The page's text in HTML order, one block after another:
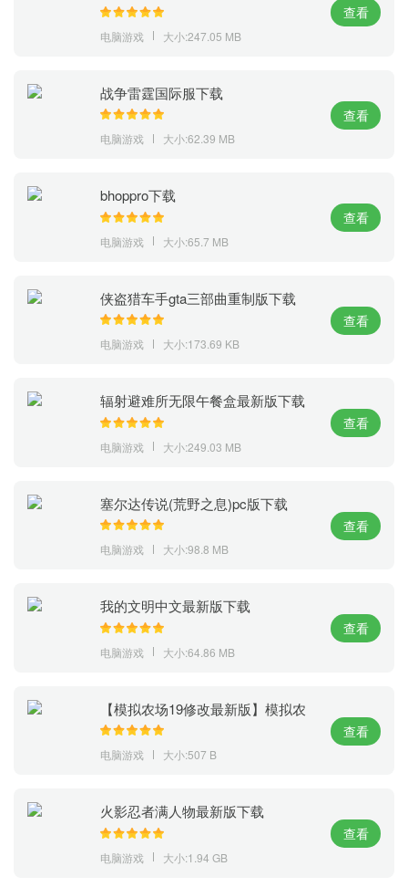
电脑游戏 大小:247.05 MB
查看
战争雷霆国际服下载
电脑游戏 大小:62.39 MB
查看
bhoppro下载
电脑游戏 大小:65.7 MB
查看
侠盗猎车手gta三部曲重制版下载
电脑游戏 大小:173.69 KB
查看
辐射避难所无限午餐盒最新版下载
电脑游戏 大小:249.03 MB
查看
塞尔达传说(荒野之息)pc版下载
电脑游戏 大小:98.8 MB
查看
我的文明中文最新版下载
电脑游戏 大小:64.86 MB
查看
【模拟农场19修改最新版】模拟农
场19无限金币下载
电脑游戏 大小:507 B
查看
火影忍者满人物最新版下载
电脑游戏 大小:1.94 GB
查看